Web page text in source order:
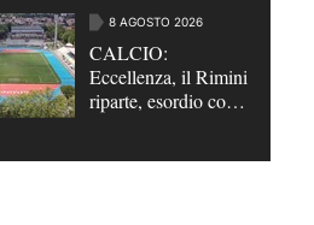
VIDEO
8 AGOSTO 2026
CALCIO:
Eccellenza, il Rimini
riparte, esordio con